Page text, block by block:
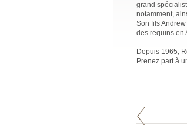
grand
notamment,
Son fils
des requins en
Depuis 1965,
Prenez part à